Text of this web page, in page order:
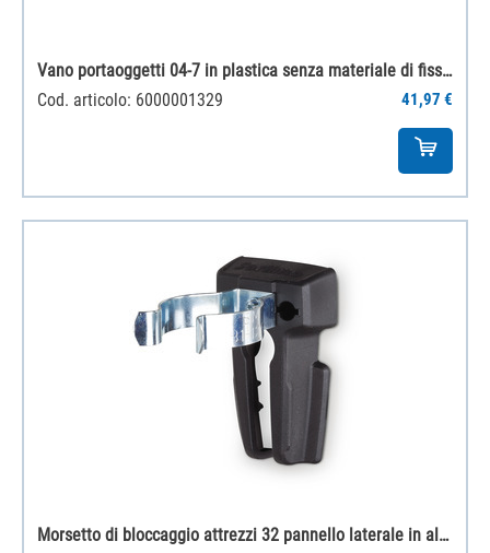
Vano portaoggetti 04-7 in plastica senza materiale di fissaggio
Cod. articolo: 6000001329
41,97 €
Morsetto di bloccaggio attrezzi 32 pannello laterale in alluminio